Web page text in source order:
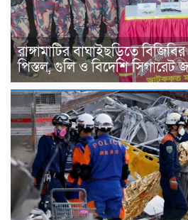
রাঙ্গামাটির বাঘাইছড়িতে
পিস্তল, গুলি ও বিদেশি সিগারেট